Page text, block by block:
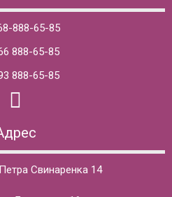
888-65-85
888-65-85
888-65-85
Свинаренка 14